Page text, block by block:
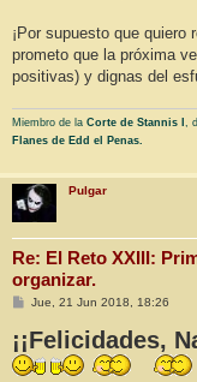
¡Por supuesto que
prometo que la próxima
positivas) y dignas del
Miembro de la Corte de Stannis I ,
Flanes de Edd el Penas.
Pulgar
Re: El Reto XXIII:
organizar.
M
n
s
a
j
Jue, 21 Jun 2018, 18:26
¡¡Felicidades,